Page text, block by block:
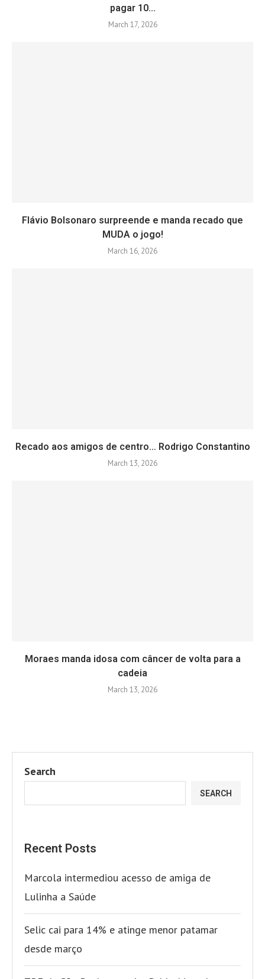
pagar 10...
March 17, 2026
Flávio Bolsonaro surpreende e manda recado que
MUDA o jogo!
March 16, 2026
Recado aos amigos de centro… Rodrigo Constantino
March 13, 2026
Moraes manda idosa com câncer de volta para a
cadeia
March 13, 2026
Search
SEARCH
Recent Posts
Marcola intermediou acesso de amiga de
Lulinha a Saúde
Selic cai para 14% e atinge menor patamar
desde março